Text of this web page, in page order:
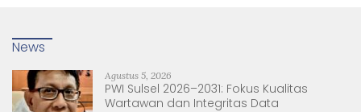
News
Agustus 5, 2026
PWI Sulsel 2026–2031: Fokus Kualitas
Wartawan dan Integritas Data